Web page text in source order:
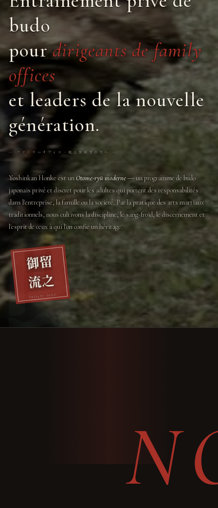
budo
pourdirigeants de family
offices
et leaders de la nouvelle
génération.
― ファミリーオフィス・成人後継者の方へ ―
Yoshinkan Honke est unOtome-ryū moderne― un programme de budo
japonais privé et discret pour les adultes qui portent des responsabilités
dans l'entreprise, la famille ou la société. Par la pratique des arts martiaux
traditionnels, nous cultivons la discipline, le sang-froid, le discernement et
l'esprit de ceux à qui l'on confie un héritage.
御留
流之
PRIVATE · BUDO